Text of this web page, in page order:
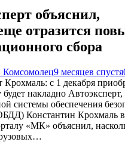
объяснил,
отразится
сбора
Комсомолец9 месяцев спустя
Крохмаль: с 1 декабря
будет накладно
системы обеспечения
Константин Крохмаль
«МК» объяснил,